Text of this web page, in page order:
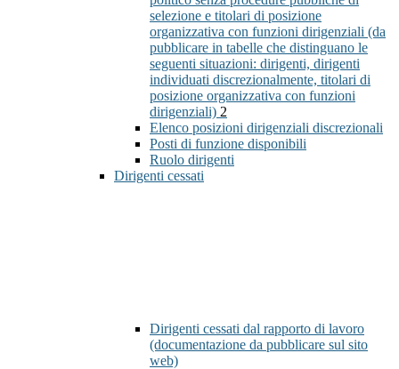
selezione e titolari di posizione
organizzativa con funzioni dirigenziali (da
pubblicare in tabelle che distinguano le
seguenti situazioni: dirigenti, dirigenti
individuati discrezionalmente, titolari di
posizione organizzativa con funzioni
dirigenziali) 2
Elenco posizioni dirigenziali discrezionali
Posti di funzione disponibili
Ruolo dirigenti
Dirigenti cessati
Dirigenti cessati dal rapporto di lavoro
(documentazione da pubblicare sul sito
web)